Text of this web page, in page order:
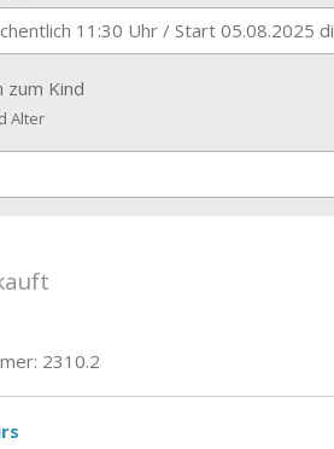
zum Kind
Alter
2310.2